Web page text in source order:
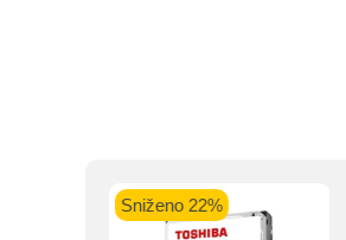
Sniženo 22%